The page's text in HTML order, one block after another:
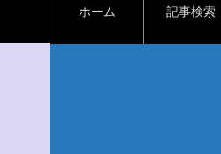
ホーム 記事検索